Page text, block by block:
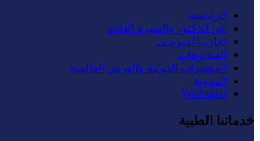
الرئيسية
عن الدكتور والسيرة الذاتية
تجارب المرضى
الفيديوهات
المؤتمرات الدولية والورش العالمية
المدونة
Workshop
خدماتنا الطبية